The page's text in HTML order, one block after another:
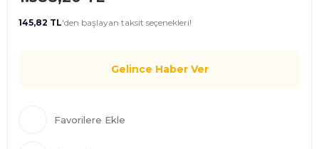
145,82 TL'den başlayan taksit seçenekleri!
Gelince Haber Ver